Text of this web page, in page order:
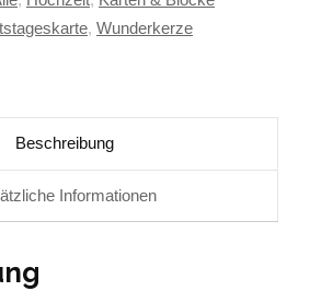
, Wunderkerze
Beschreibung
Informationen